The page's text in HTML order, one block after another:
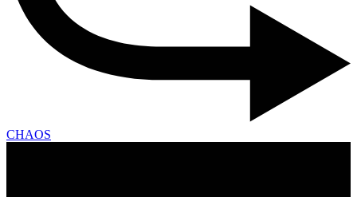
CHAOS